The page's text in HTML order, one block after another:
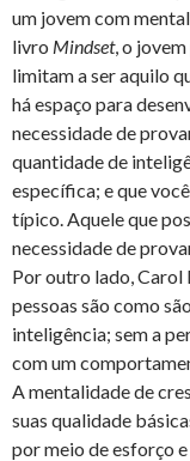
um jovem com
livro Mindset, o
limitam a ser aquilo
há espaço para
necessidade de
quantidade de
específica; e que
típico. Aquele que
necessidade de
Por outro lado, Carol
pessoas são como
inteligência; sem a
com um
A mentalidade de
suas qualidade
por meio de esforço